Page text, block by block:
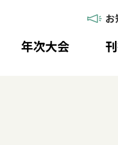
お
年次大会